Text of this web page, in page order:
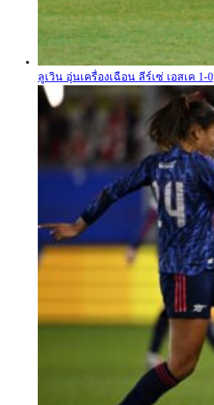
ลูเวิน อุ่นเครื่องเฉือน ลีร์เซ่ เอสเค 1-0